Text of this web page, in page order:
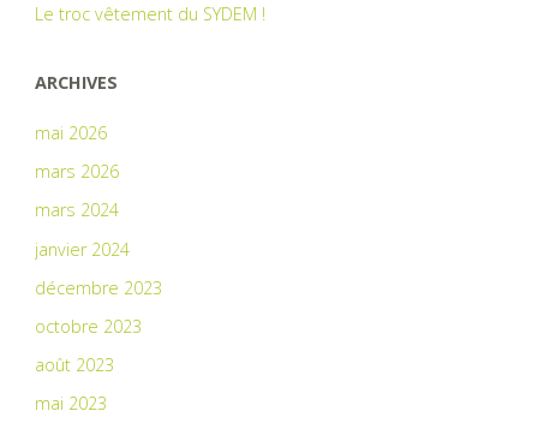
Le troc vêtement du SYDEM !
ARCHIVES
mai 2026
mars 2026
mars 2024
janvier 2024
décembre 2023
octobre 2023
août 2023
mai 2023